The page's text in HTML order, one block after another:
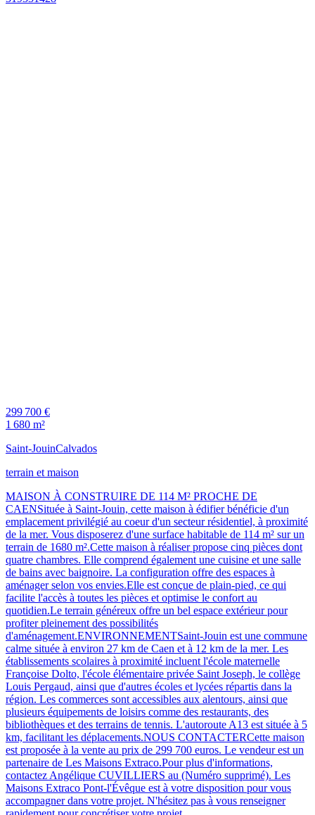
299 700 €
1 680 m²
Saint-JouinCalvados
terrain et maison
MAISON À CONSTRUIRE DE 114 M² PROCHE DE
CAENSituée à Saint-Jouin, cette maison à édifier bénéficie d'un
emplacement privilégié au coeur d'un secteur résidentiel, à proximité
de la mer. Vous disposerez d'une surface habitable de 114 m² sur un
terrain de 1680 m².Cette maison à réaliser propose cinq pièces dont
quatre chambres. Elle comprend également une cuisine et une salle
de bains avec baignoire. La configuration offre des espaces à
aménager selon vos envies.Elle est conçue de plain-pied, ce qui
facilite l'accès à toutes les pièces et optimise le confort au
quotidien.Le terrain généreux offre un bel espace extérieur pour
profiter pleinement des possibilités
d'aménagement.ENVIRONNEMENTSaint-Jouin est une commune
calme située à environ 27 km de Caen et à 12 km de la mer. Les
établissements scolaires à proximité incluent l'école maternelle
Françoise Dolto, l'école élémentaire privée Saint Joseph, le collège
Louis Pergaud, ainsi que d'autres écoles et lycées répartis dans la
région. Les commerces sont accessibles aux alentours, ainsi que
plusieurs équipements de loisirs comme des restaurants, des
bibliothèques et des terrains de tennis. L'autoroute A13 est située à 5
km, facilitant les déplacements.NOUS CONTACTERCette maison
est proposée à la vente au prix de 299 700 euros. Le vendeur est un
partenaire de Les Maisons Extraco.Pour plus d'informations,
contactez Angélique CUVILLIERS au (Numéro supprimé). Les
Maisons Extraco Pont-l'Évêque est à votre disposition pour vous
accompagner dans votre projet. N'hésitez pas à vous renseigner